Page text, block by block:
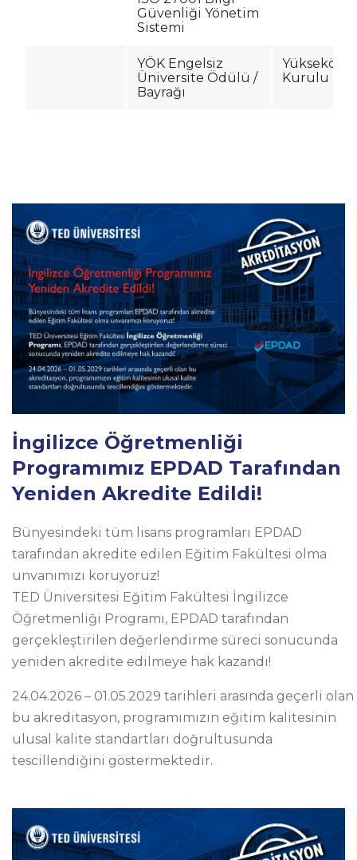
Güvenliği Yönetim
Sistemi
YÖK Engelsiz
Üniversite Ödülü /
Bayrağı
Kurulu
İngilizce Öğretmenliği
Programımız EPDAD Tarafından
Yeniden Akredite Edildi!
Bünyesindeki tüm lisans programları EPDAD
tarafından akredite edilen Eğitim Fakültesi olma
unvanımızı koruyoruz!
TED Üniversitesi Eğitim Fakültesi İngilizce
Öğretmenliği Programı, EPDAD tarafından
gerçekleştirilen değerlendirme süreci sonucunda
yeniden akredite edilmeye hak kazandı!
24.04.2026 – 01.05.2029 tarihleri arasında geçerli olan
bu akreditasyon, programımızın eğitim kalitesinin
ulusal kalite standartları doğrultusunda
tescillendiğini göstermektedir.